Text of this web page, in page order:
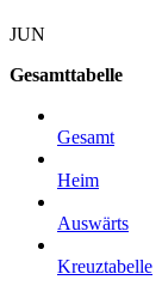
JUN
Gesamttabelle
Gesamt
Heim
Auswärts
Kreuztabelle